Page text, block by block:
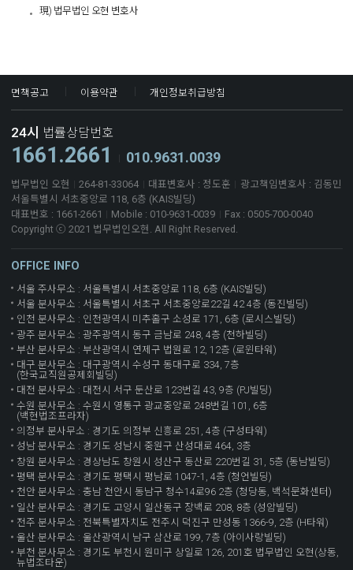
現) 법무법인 오현 변호사
면책공고 이용약관 개인정보취급방침
24시 법률상담번호
1661.2661 010.9631.0039
법무법인 오현 264-81-33064 대표변호사 : 정도훈
광고책임변호사 : 김동민
서울특별시 서초중앙로 118, 6층 (KAIS빌딩)
대표번호 : 1661-2661
Mobile : 010-9631-0039
Fax : 0505-700-0040
Copyright ⓒ 2021 법무법인오현. All Right Reserved.
OFFICE INFO
서울 주사무소 : 서울특별시 서초중앙로 118, 6층 (KAIS빌딩)
서울 분사무소 : 서울특별시 서초구 서초중앙로22길 42 4층 (동진빌딩)
인천 분사무소 : 인천광역시 미추홀구 소성로 171, 6층 (로시스빌딩)
광주 분사무소 : 광주광역시 동구 금남로 248, 4층 (천하빌딩)
부산 분사무소 : 부산광역시 연제구 법원로 12, 12층 (로윈타워)
대구 분사무소 : 대구광역시 수성구 동대구로 334, 7층
(한국교직원공제회빌딩)
대전 분사무소 : 대전시 서구 둔산로 123번길 43, 9층 (PJ빌딩)
수원 분사무소 : 수원시 영통구 광교중앙로 248번길 101, 6층
(백현법조프라자)
의정부 분사무소 : 경기도 의정부 신흥로 251, 4층 (구성타워)
성남 분사무소 : 경기도 성남시 중원구 산성대로 464, 3층
창원 분사무소 : 경상남도 창원시 성산구 동산로 220번길 31, 5층 (동남빌딩)
평택 분사무소 : 경기도 평택시 평남로 1047-1, 4층 (청언빌딩)
천안 분사무소 : 충남 천안시 동남구 청수14로96 2층 (청당동, 백석문화센터)
일산 분사무소 : 경기도 고양시 일산동구 장백로 208, 8층 (성암빌딩)
전주 분사무소 : 전북특별자치도 전주시 덕진구 만성동 1366-9, 2층 (H타워)
울산 분사무소 : 울산광역시 남구 삼산로 199, 7층 (아이사랑빌딩)
부천 분사무소 : 경기도 부천시 원미구 상일로 126, 201호 법무법인 오현(상동,
뉴법조타운)